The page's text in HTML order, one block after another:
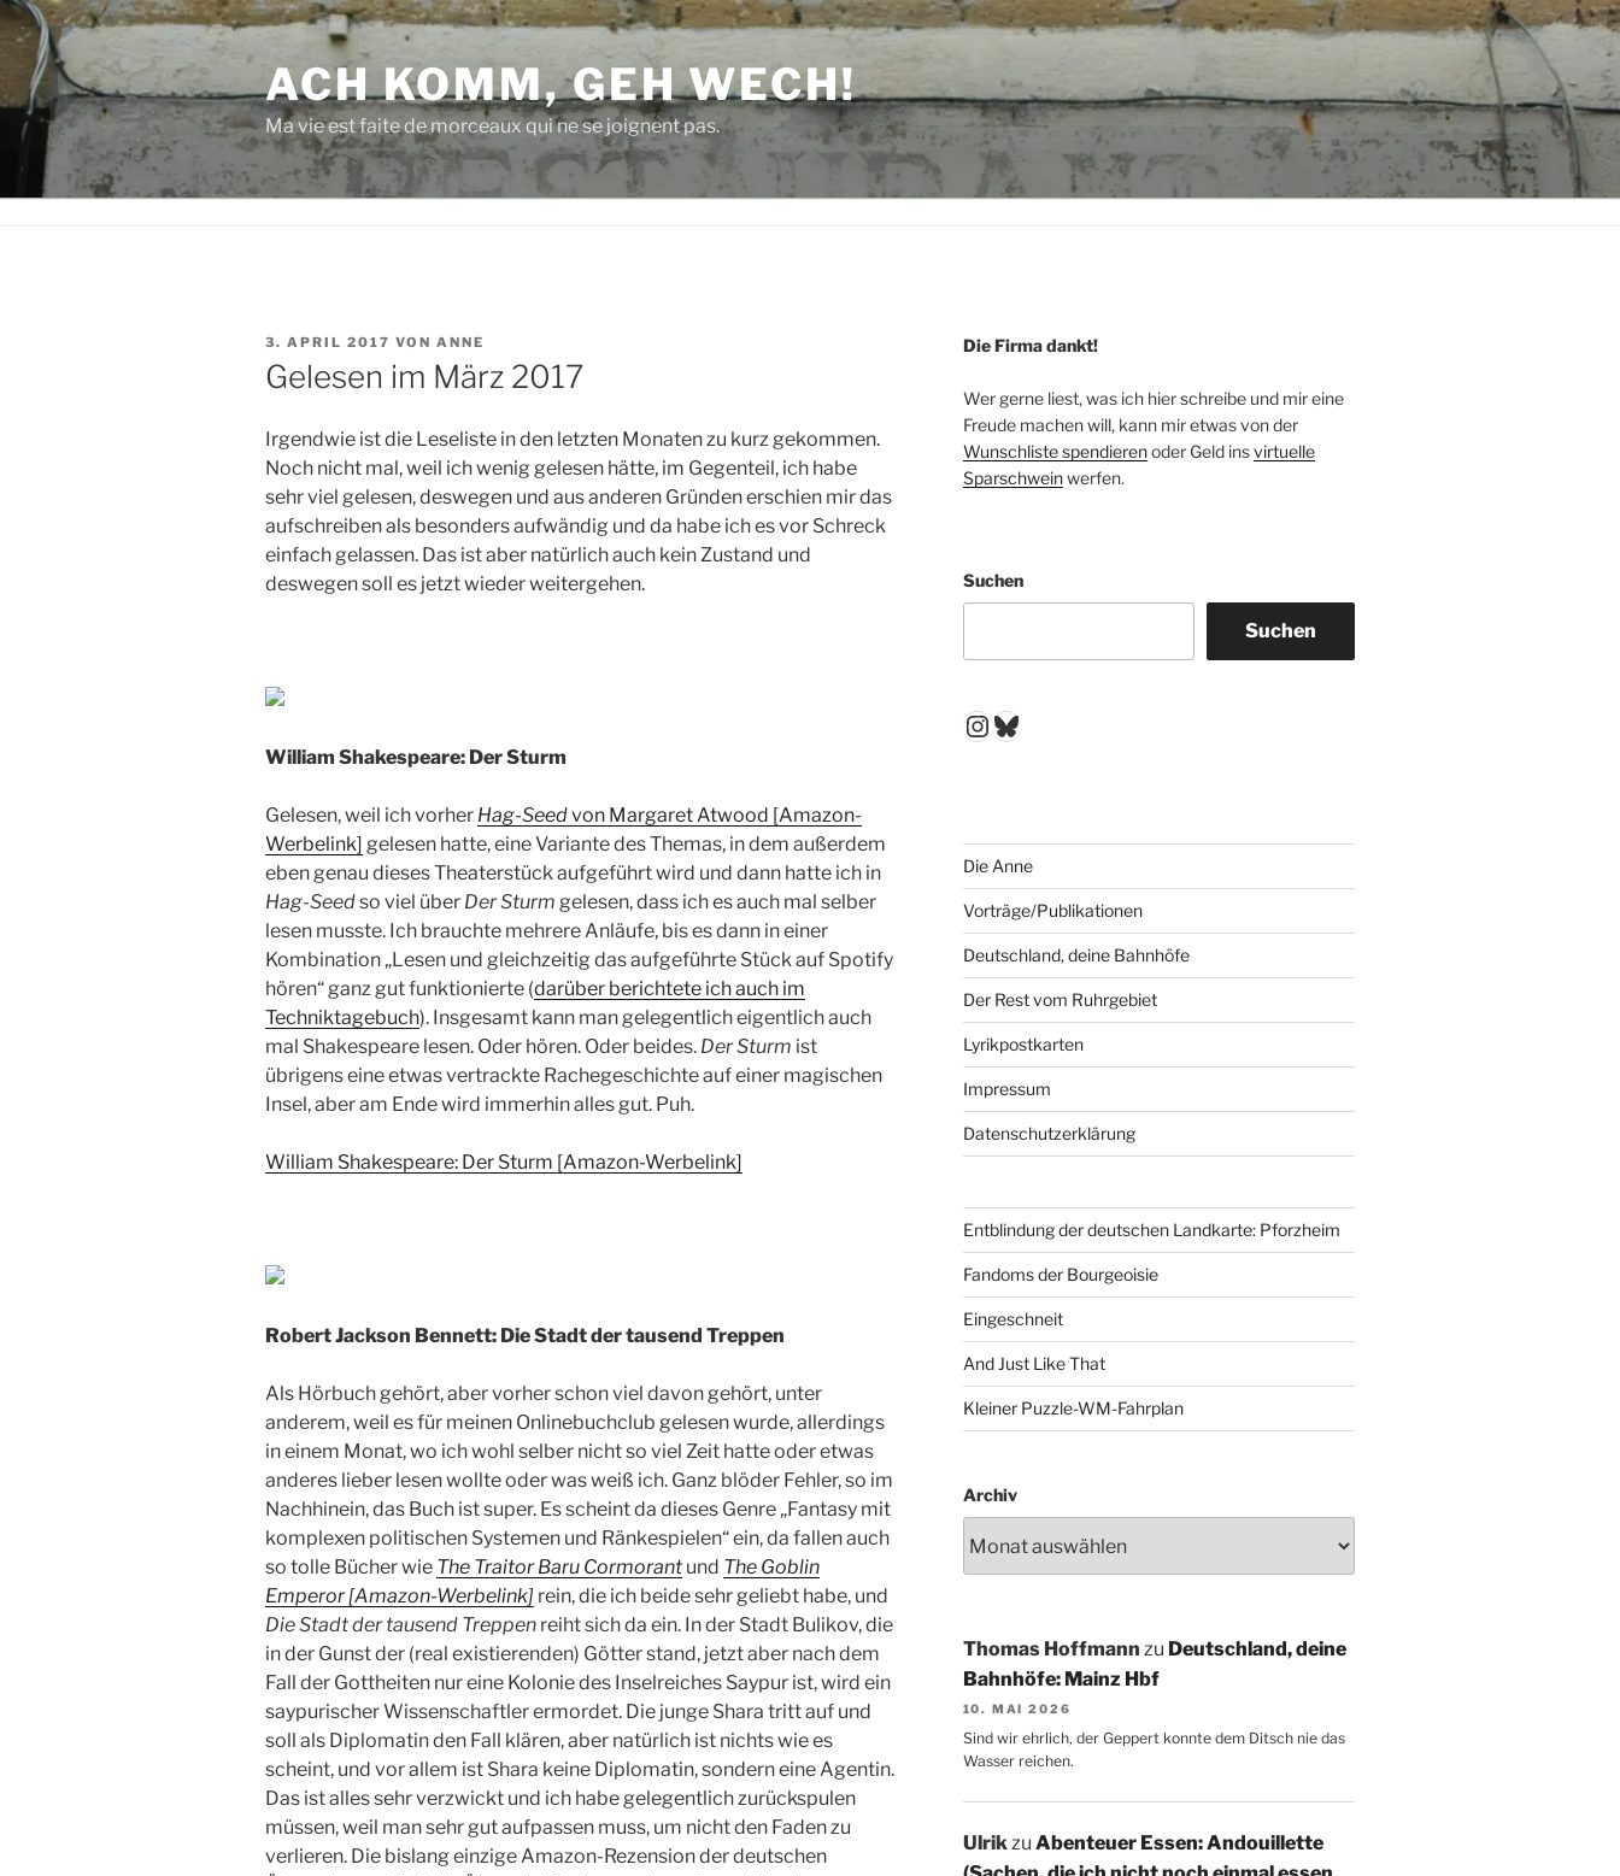
Zum
Inhalt
springen
ACH KOMM, GEH WECH!
Ma vie est faite de morceaux qui ne se joignent pas.
VERÖFFENTLICHT
AM
3. APRIL 2017 VON ANNE
Gelesen im März 2017
Irgendwie ist die Leseliste in den letzten Monaten zu kurz gekommen.
Noch nicht mal, weil ich wenig gelesen hätte, im Gegenteil, ich habe
sehr viel gelesen, deswegen und aus anderen Gründen erschien mir das
aufschreiben als besonders aufwändig und da habe ich es vor Schreck
einfach gelassen. Das ist aber natürlich auch kein Zustand und
deswegen soll es jetzt wieder weitergehen.
William Shakespeare: Der Sturm
Gelesen, weil ich vorher Hag-Seedvon Margaret Atwood [Amazon-
Werbelink] gelesen hatte, eine Variante des Themas, in dem außerdem
eben genau dieses Theaterstück aufgeführt wird und dann hatte ich in
Hag-Seedso viel über Der Sturm gelesen, dass ich es auch mal selber
lesen musste. Ich brauchte mehrere Anläufe, bis es dann in einer
Kombination „Lesen und gleichzeitig das aufgeführte Stück auf Spotify
hören“ ganz gut funktionierte (darüber berichtete ich auch im
Techniktagebuch). Insgesamt kann man gelegentlich eigentlich auch
mal Shakespeare lesen. Oder hören. Oder beides. Der Sturm ist
übrigens eine etwas vertrackte Rachegeschichte auf einer magischen
Insel, aber am Ende wird immerhin alles gut. Puh.
William Shakespeare: Der Sturm [Amazon-Werbelink]
Robert Jackson Bennett: Die Stadt der tausend Treppen
Als Hörbuch gehört, aber vorher schon viel davon gehört, unter
anderem, weil es für meinen Onlinebuchclub gelesen wurde, allerdings
in einem Monat, wo ich wohl selber nicht so viel Zeit hatte oder etwas
anderes lieber lesen wollte oder was weiß ich. Ganz blöder Fehler, so im
Nachhinein, das Buch ist super. Es scheint da dieses Genre „Fantasy mit
komplexen politischen Systemen und Ränkespielen“ ein, da fallen auch
so tolle Bücher wie The Traitor Baru Cormorantund The Goblin
Emperor [Amazon-Werbelink] rein, die ich beide sehr geliebt habe, und
Die Stadt der tausend Treppen reiht sich da ein. In der Stadt Bulikov, die
in der Gunst der (real existierenden) Götter stand, jetzt aber nach dem
Fall der Gottheiten nur eine Kolonie des Inselreiches Saypur ist, wird ein
saypurischer Wissenschaftler ermordet. Die junge Shara tritt auf und
soll als Diplomatin den Fall klären, aber natürlich ist nichts wie es
scheint, und vor allem ist Shara keine Diplomatin, sondern eine Agentin.
Das ist alles sehr verzwickt und ich habe gelegentlich zurückspulen
müssen, weil man sehr gut aufpassen muss, um nicht den Faden zu
verlieren. Die bislang einzige Amazon-Rezension der deutschen
Die Firma dankt!
Wer gerne liest, was ich hier schreibe und mir eine
Freude machen will, kann mir etwas von der
Wunschliste spendierenoder Geld insvirtuelle
Sparschweinwerfen.
Suchen
Suchen
Instagram
Bluesky
Die Anne
Vorträge/Publikationen
Deutschland, deine Bahnhöfe
Der Rest vom Ruhrgebiet
Lyrikpostkarten
Impressum
Datenschutzerklärung
Entblindung der deutschen Landkarte: Pforzheim
Fandoms der Bourgeoisie
Eingeschneit
And Just Like That
Kleiner Puzzle-WM-Fahrplan
Archiv
Thomas Hoffmann zu Deutschland, deine
Bahnhöfe: Mainz Hbf
10. MAI 2026
Sind wir ehrlich, der Geppert konnte dem Ditsch nie das
Wasser reichen.
Ulrikzu Abenteuer Essen: Andouillette